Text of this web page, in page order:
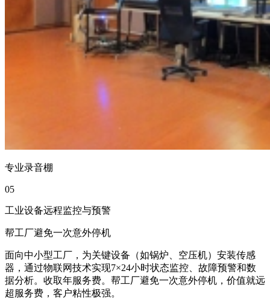
专业录音棚
05
工业设备远程监控与预警
帮工厂避免一次意外停机
面向中小型工厂，为关键设备（如锅炉、空压机）安装传感
器，通过物联网技术实现7×24小时状态监控、故障预警和数
据分析。收取年服务费。帮工厂避免一次意外停机，价值就远
超服务费，客户粘性极强。